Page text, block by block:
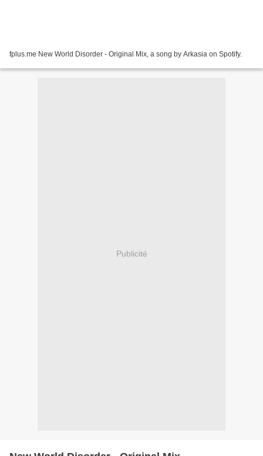
fplus.me New World Disorder - Original Mix, a song by Arkasia on Spotify.
Publicité